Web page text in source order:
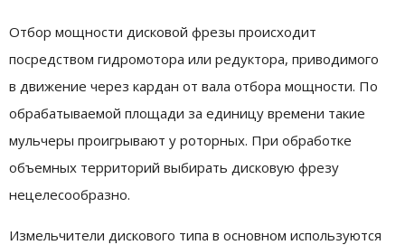
Отбор мощности дисковой фрезы происходит
посредством гидромотора или редуктора, приводимого
в движение через кардан от вала отбора мощности. По
обрабатываемой площади за единицу времени такие
мульчеры проигрывают у роторных. При обработке
объемных территорий выбирать дисковую фрезу
нецелесообразно.
Измельчители дискового типа в основном используются